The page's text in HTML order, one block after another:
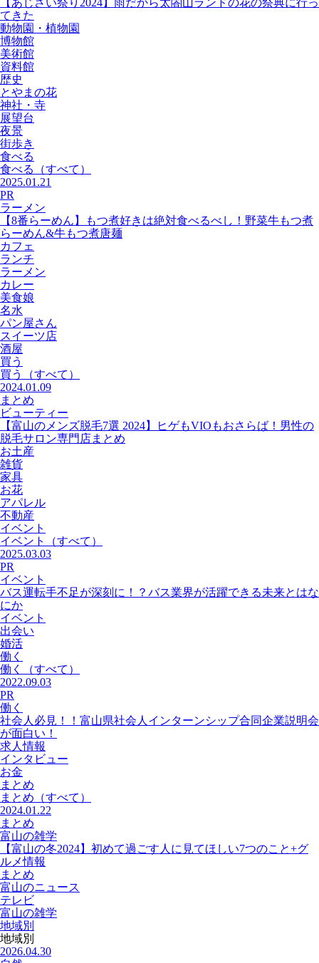
【あじさい祭り2024】雨だから太閤山ランドの花の祭典に行っ
てきた
動物園・植物園
博物館
美術館
資料館
歴史
とやまの花
神社・寺
展望台
夜景
街歩き
食べる
食べる
（すべて）
2025.01.21
PR
ラーメン
【8番らーめん】もつ煮好きは絶対食べるべし！野菜牛もつ煮
らーめん&牛もつ煮唐麺
カフェ
ランチ
ラーメン
カレー
美食娘
名水
パン屋さん
スイーツ店
酒屋
買う
買う
（すべて）
2024.01.09
まとめ
ビューティー
【富山のメンズ脱毛7選 2024】ヒゲもVIOもおさらば！男性の
脱毛サロン専門店まとめ
お土産
雑貨
家具
お花
アパレル
不動産
イベント
イベント
（すべて）
2025.03.03
PR
イベント
バス運転手不足が深刻に！？バス業界が活躍できる未来とはな
にか
イベント
出会い
婚活
働く
働く
（すべて）
2022.09.03
PR
働く
社会人必見！！富山県社会人インターンシップ合同企業説明会
が面白い！
求人情報
インタビュー
お金
まとめ
まとめ （すべて）
2024.01.22
まとめ
富山の雑学
【富山の冬2024】初めて過ごす人に見てほしい7つのこと+グ
ルメ情報
まとめ
富山のニュース
テレビ
富山の雑学
地域別
地域別
2026.04.30